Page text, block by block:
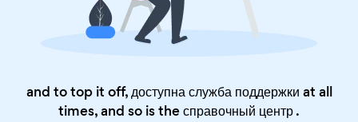
and to top it off, доступна служба поддержки at all
times, and so is theсправочный центр.